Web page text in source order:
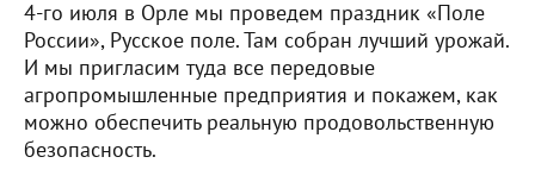
4-го июля в Орле мы проведем праздник «Поле
России», Русское поле. Там собран лучший урожай.
И мы пригласим туда все передовые
агропромышленные предприятия и покажем, как
можно обеспечить реальную продовольственную
безопасность.